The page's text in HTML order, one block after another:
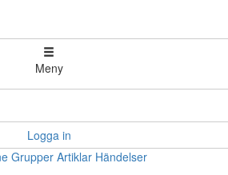
Meny
Logga in
Grupper Artiklar Händelser